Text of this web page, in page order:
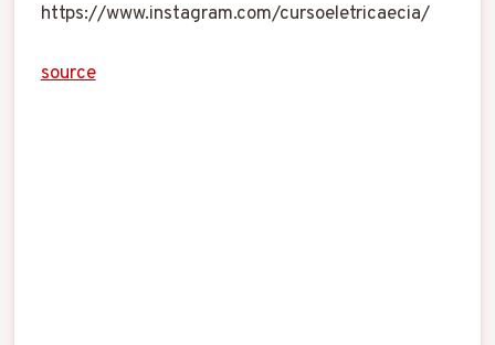
https://www.instagram.com/cursoeletricaecia/
source